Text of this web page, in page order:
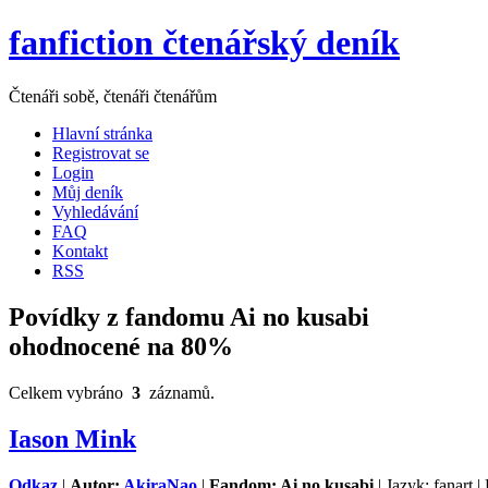
fanfiction čtenářský deník
Čtenáři sobě, čtenáři čtenářům
Hlavní stránka
Registrovat se
Login
Můj deník
Vyhledávání
FAQ
Kontakt
RSS
Povídky z fandomu Ai no kusabi
ohodnocené na 80%
Celkem vybráno 3 záznamů.
Iason Mink